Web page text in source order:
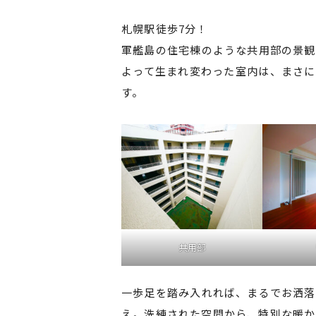
札幌駅徒歩7分！
軍艦島の住宅棟のような共用部の景
よって生まれ変わった室内は、まさ
す。
共用部
一歩足を踏み入れれば、まるでお洒